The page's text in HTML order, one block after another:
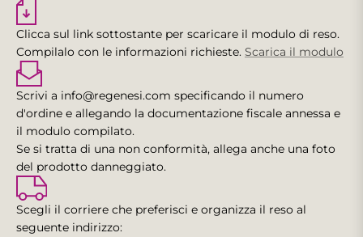
Clicca sul link sottostante per scaricare il modulo di reso.
Compilalo con le informazioni richieste. Scarica il modulo
Scrivi a info@regenesi.com specificando il numero
d'ordine e allegando la documentazione fiscale annessa e
il modulo compilato.
Se si tratta di una non conformità, allega anche una foto
del prodotto danneggiato.
Scegli il corriere che preferisci e organizza il reso al
seguente indirizzo: